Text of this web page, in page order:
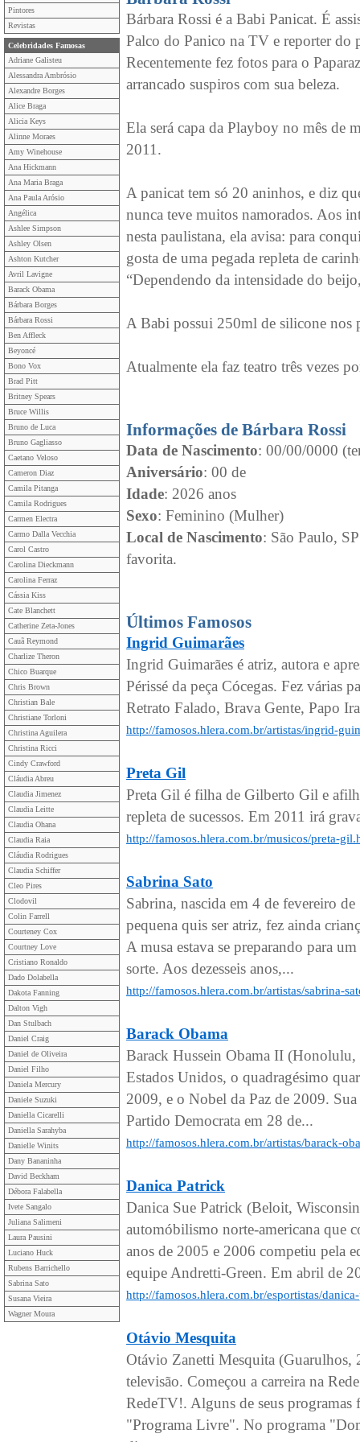
Pintores
Revistas
Celebridades Famosas
Adriane Galisteu
Alessandra Ambrósio
Alexandre Borges
Alice Braga
Alicia Keys
Alinne Moraes
Amy Winehouse
Ana Hickmann
Ana Maria Braga
Ana Paula Arósio
Angélica
Ashlee Simpson
Ashley Olsen
Ashton Kutcher
Avril Lavigne
Barack Obama
Bárbara Borges
Bárbara Rossi
Ben Affleck
Beyoncé
Bono Vox
Brad Pitt
Britney Spears
Bruce Willis
Bruno de Luca
Bruno Gagliasso
Caetano Veloso
Cameron Diaz
Camila Pitanga
Camila Rodrigues
Carmen Electra
Carmo Dalla Vecchia
Carol Castro
Carolina Dieckmann
Carolina Ferraz
Cássia Kiss
Cate Blanchett
Catherine Zeta-Jones
Cauã Reymond
Charlize Theron
Chico Buarque
Chris Brown
Christian Bale
Christiane Torloni
Christina Aguilera
Christina Ricci
Cindy Crawford
Cláudia Abreu
Claudia Jimenez
Claudia Leitte
Claudia Ohana
Claudia Raia
Cláudia Rodrigues
Claudia Schiffer
Cleo Pires
Clodovil
Colin Farrell
Courteney Cox
Courtney Love
Cristiano Ronaldo
Dado Dolabella
Dakota Fanning
Dalton Vigh
Dan Stulbach
Daniel Craig
Daniel de Oliveira
Daniel Filho
Daniela Mercury
Daniele Suzuki
Daniella Cicarelli
Daniella Sarahyba
Danielle Winits
Dany Bananinha
David Beckham
Débora Falabella
Ivete Sangalo
Juliana Salimeni
Laura Pausini
Luciano Huck
Rubens Barrichello
Sabrina Sato
Susana Vieira
Wagner Moura
Bárbara Rossi é a Babi Panicat. É
Palco do Panico na TV e reporter do
Recentemente fez fotos para o
arrancado suspiros com sua beleza.
Ela será capa da Playboy no mês de
2011.
A panicat tem só 20 aninhos, e diz
nunca teve muitos namorados. Aos
nesta paulistana, ela avisa: para
gosta de uma pegada repleta de
“Dependendo da intensidade do
A Babi possui 250ml de silicone nos
Atualmente ela faz teatro três vezes
Informações de Bárbara Rossi
Data de Nascimento: 00/00/0000
Aniversário: 00 de
Idade: 2026 anos
Sexo: Feminino (Mulher)
Local de Nascimento: São Paulo,
favorita.
Últimos Famosos
Ingrid Guimarães
Ingrid Guimarães é atriz, autora e
Périssé da peça Cócegas. Fez várias
Retrato Falado, Brava Gente, Papo
http://famosos.hlera.com.br/artistas/ingrid-
Preta Gil
Preta Gil é filha de Gilberto Gil e
repleta de sucessos. Em 2011 irá
http://famosos.hlera.com.br/musicos/preta-
Sabrina Sato
Sabrina, nascida em 4 de fevereiro
pequena quis ser atriz, fez ainda
A musa estava se preparando para
sorte. Aos dezesseis anos,...
http://famosos.hlera.com.br/artistas/sabrina-
Barack Obama
Barack Hussein Obama II
Estados Unidos, o quadragésimo
2009, e o Nobel da Paz de 2009.
Partido Democrata em 28 de...
http://famosos.hlera.com.br/artistas/barack-
Danica Patrick
Danica Sue Patrick (Beloit,
automóbilismo norte-americana que
anos de 2005 e 2006 competiu pela
equipe Andretti-Green. Em abril de
http://famosos.hlera.com.br/esportistas/
Otávio Mesquita
Otávio Zanetti Mesquita (Guarulhos,
televisão. Começou a carreira na
RedeTV!. Alguns de seus
"Programa Livre". No programa